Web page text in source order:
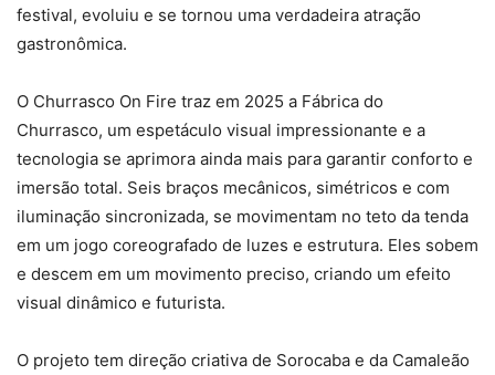
festival, evoluiu e se tornou uma verdadeira atração
gastronômica.
O Churrasco On Fire traz em 2025 a Fábrica do
Churrasco, um espetáculo visual impressionante e a
tecnologia se aprimora ainda mais para garantir conforto e
imersão total. Seis braços mecânicos, simétricos e com
iluminação sincronizada, se movimentam no teto da tenda
em um jogo coreografado de luzes e estrutura. Eles sobem
e descem em um movimento preciso, criando um efeito
visual dinâmico e futurista.
O projeto tem direção criativa de Sorocaba e da Camaleão